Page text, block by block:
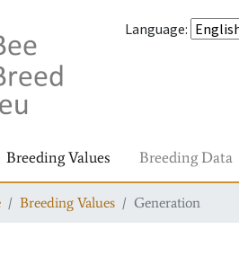
Language:
Breeding Values Breeding Data
Breeding Values Generation